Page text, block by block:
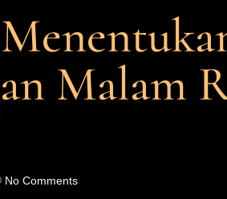
Malam
No Comments